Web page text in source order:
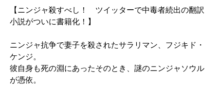
【ニンジャ殺すべし！ ツイッターで中毒者続出の翻訳
小説がついに書籍化！】
ニンジャ抗争で妻子を殺されたサラリマン、フジキド・
ケンジ。
彼自身も死の淵にあったそのとき、謎のニンジャソウル
が憑依。